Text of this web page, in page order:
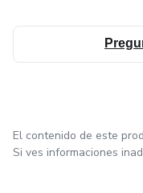
El contenido de este
Si ves informaciones